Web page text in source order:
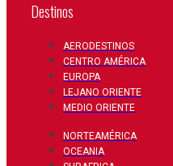
Destinos
AERODESTINOS
CENTRO AMÉRICA
EUROPA
LEJANO ORIENTE
MEDIO ORIENTE
NORTEAMÉRICA
OCEANIA